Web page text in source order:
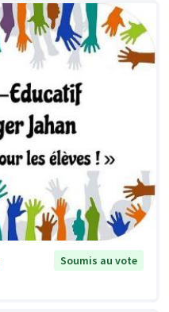
Soumis au vote